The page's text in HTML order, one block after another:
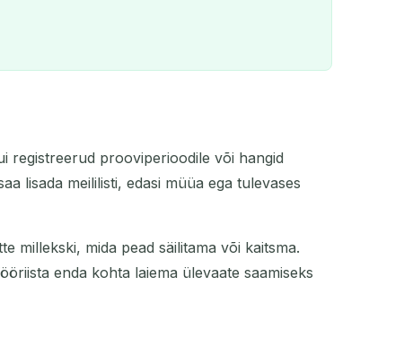
QR
registreerud prooviperioodile või hangid
lisada meililisti, edasi müüa ega tulevases
millekski, mida pead säilitama või kaitsma.
enda kohta laiema ülevaate saamiseks